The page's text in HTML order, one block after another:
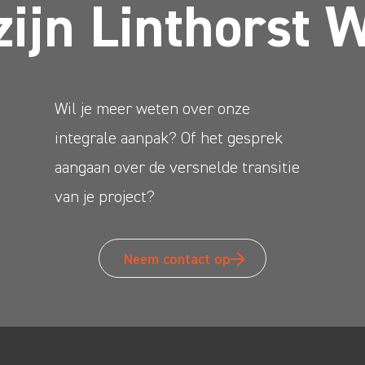
Linthorst
Wil je meer weten over onze
integrale aanpak? Of het gesprek
aangaan over de versnelde transitie
van je project?
Neem contact op